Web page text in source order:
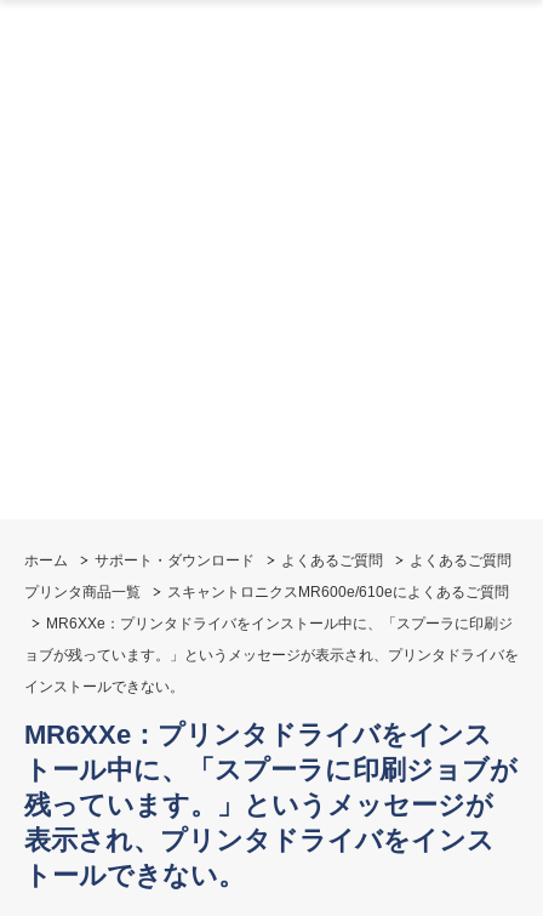
ホーム サポート・ダウンロード よくあるご質問
よくあるご質問
プリンタ商品一覧
スキャントロニクスMR600e/610eによくあるご質問
MR6XXe：プリンタドライバをインストール中に、「スプーラに印刷ジ
ョブが残っています。」というメッセージが表示され、プリンタドライバを
インストールできない。
MR6XXe：プリンタドライバをインス
トール中に、「スプーラに印刷ジョブが
残っています。」というメッセージが
表示され、プリンタドライバをインス
トールできない。